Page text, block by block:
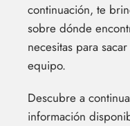
continuación, te
sobre dónde
necesitas para
equipo.
Descubre a
información